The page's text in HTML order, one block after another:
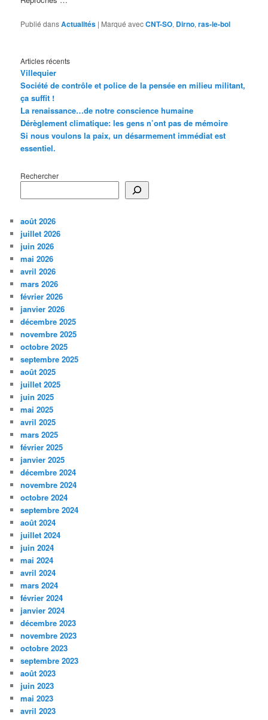
Publié dansActualités | Marqué avecCNT-SO, Dirno,ras-le-bol
Articles récents
Villequier
Société de contrôle et police de la pensée en milieu militant,
ça suffit !
La renaissance…de notre conscience humaine
Dérèglement climatique: les gens n’ont pas de mémoire
Si nous voulons la paix, un désarmement immédiat est
essentiel.
Rechercher
août 2026
juillet 2026
juin 2026
mai 2026
avril 2026
mars 2026
février 2026
janvier 2026
décembre 2025
novembre 2025
octobre 2025
septembre 2025
août 2025
juillet 2025
juin 2025
mai 2025
avril 2025
mars 2025
février 2025
janvier 2025
décembre 2024
novembre 2024
octobre 2024
septembre 2024
août 2024
juillet 2024
juin 2024
mai 2024
avril 2024
mars 2024
février 2024
janvier 2024
décembre 2023
novembre 2023
octobre 2023
septembre 2023
août 2023
juin 2023
mai 2023
avril 2023